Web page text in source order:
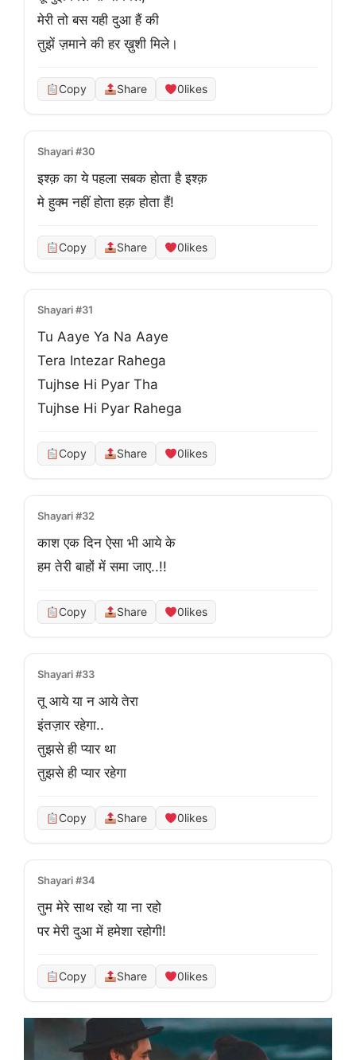
मेरी तो बस यही दुआ हैं की
तुझें ज़माने की हर ख़ुशी मिले।
Copy Share 0likes
Shayari #30
इश्क़ का ये पहला सबक होता है इश्क़
मे हुक्म नहीं होता हक़ होता हैं!
Copy Share 0likes
Shayari #31
Tu Aaye Ya Na Aaye
Tera Intezar Rahega
Tujhse Hi Pyar Tha
Tujhse Hi Pyar Rahega
Copy Share 0likes
Shayari #32
काश एक दिन ऐसा भी आये के
हम तेरी बाहों में समा जाए..!!
Copy Share 0likes
Shayari #33
तू आये या न आये तेरा
इंतज़ार रहेगा..
तुझसे ही प्यार था
तुझसे ही प्यार रहेगा
Copy Share 0likes
Shayari #34
तुम मेरे साथ रहो या ना रहो
पर मेरी दुआ में हमेशा रहोगी!
Copy Share 0likes